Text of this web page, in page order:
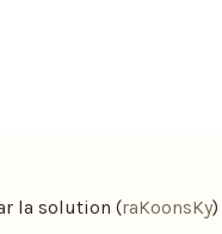
la solution (raKoonsKy)